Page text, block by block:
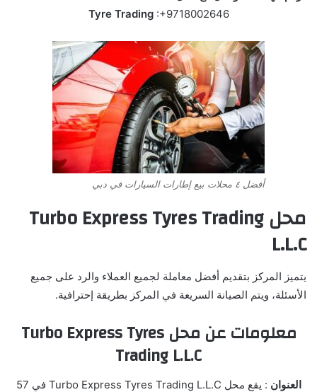
Tyre Trading:+9718002646
أفضل ٤ محلات بيع إطارات السيارات في دبي
محل Turbo Express Tyres Trading
L.L.C
يتميز المركز بتقديم أفضل معاملة لجميع العملاء والرد على جميع
الأسئلة، ويتم الصيانة السريعة في المركز بطريقة إحترافية.
معلومات عن محل Turbo Express Tyres
Trading L.L.C
العنوان
: يقع محل Turbo Express Tyres Trading L.L.C في 57